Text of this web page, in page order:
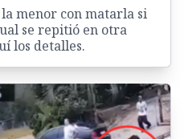
menor con matarla si
se repitió en otra
los detalles.